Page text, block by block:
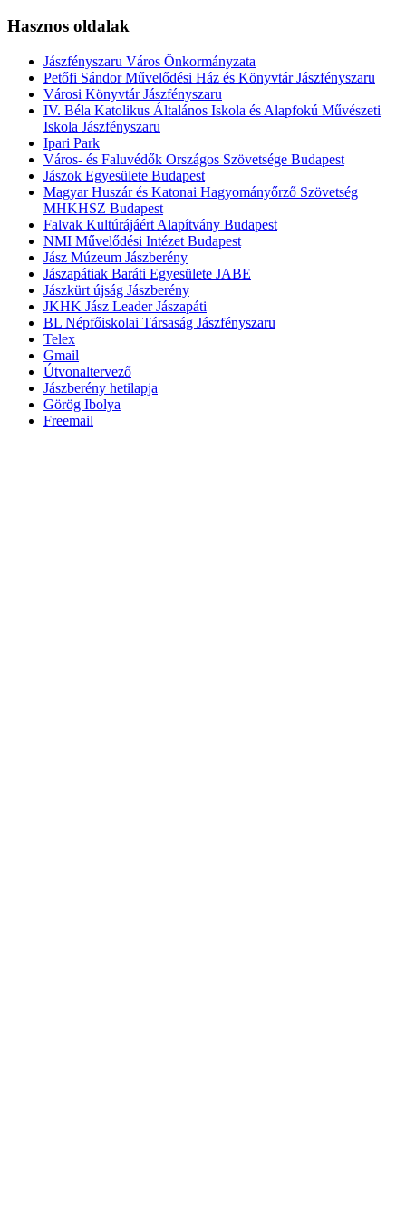
Hasznos oldalak
Jászfényszaru Város Önkormányzata
Petőfi Sándor Művelődési Ház és Könyvtár Jászfényszaru
Városi Könyvtár Jászfényszaru
IV. Béla Katolikus Általános Iskola és Alapfokú Művészeti
Iskola Jászfényszaru
Ipari Park
Város- és Faluvédők Országos Szövetsége Budapest
Jászok Egyesülete Budapest
Magyar Huszár és Katonai Hagyományőrző Szövetség
MHKHSZ Budapest
Falvak Kultúrájáért Alapítvány Budapest
NMI Művelődési Intézet Budapest
Jász Múzeum Jászberény
Jászapátiak Baráti Egyesülete JABE
Jászkürt újság Jászberény
JKHK Jász Leader Jászapáti
BL Népfőiskolai Társaság Jászfényszaru
Telex
Gmail
Útvonaltervező
Jászberény hetilapja
Görög Ibolya
Freemail